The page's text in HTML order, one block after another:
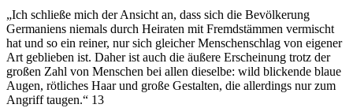
„Ich schließe mich der Ansicht an, dass sich die Bevölkerung
Germaniens niemals durch Heiraten mit Fremdstämmen vermischt
hat und so ein reiner, nur sich gleicher Menschenschlag von eigener
Art geblieben ist. Daher ist auch die äußere Erscheinung trotz der
großen Zahl von Menschen bei allen dieselbe: wild blickende blaue
Augen, rötliches Haar und große Gestalten, die allerdings nur zum
Angriff taugen.“ 13